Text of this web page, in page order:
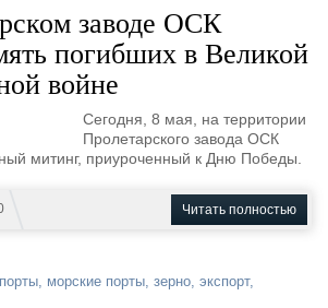
заводе ОСК
погибших в Великой
войне
Сегодня, 8 мая, на территории
Пролетарского завода ОСК
митинг, приуроченный к Дню Победы.
Читать полностью
порты, морские порты, зерно, экспорт,